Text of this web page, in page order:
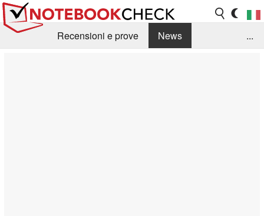
Recensioni e prove
News
...